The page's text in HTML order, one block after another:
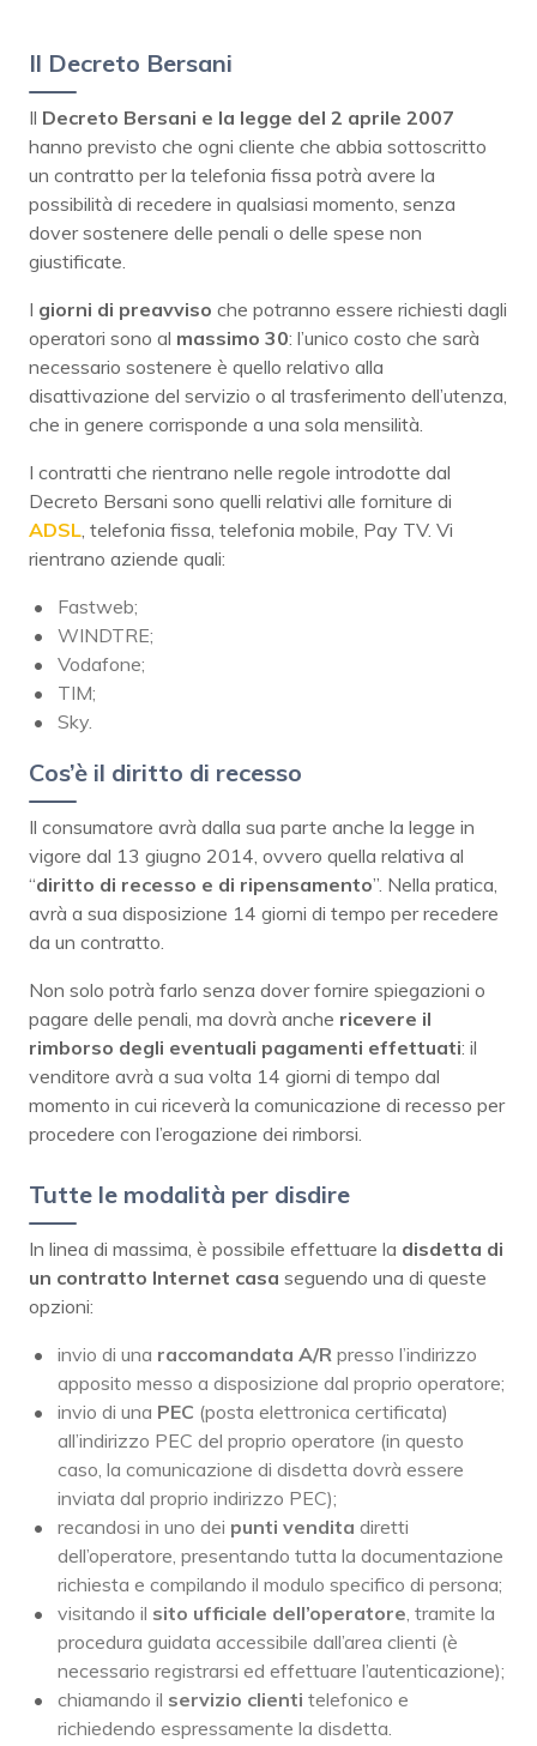
Il Decreto Bersani
Il Decreto Bersani e la legge del 2 aprile 2007
hanno previsto che ogni cliente che abbia sottoscritto
un contratto per la telefonia fissa potrà avere la
possibilità di recedere in qualsiasi momento, senza
dover sostenere delle penali o delle spese non
giustificate.
I giorni di preavviso che potranno essere richiesti dagli
operatori sono al massimo 30: l’unico costo che sarà
necessario sostenere è quello relativo alla
disattivazione del servizio o al trasferimento dell’utenza,
che in genere corrisponde a una sola mensilità.
I contratti che rientrano nelle regole introdotte dal
Decreto Bersani sono quelli relativi alle forniture di
ADSL , telefonia fissa, telefonia mobile, Pay TV. Vi
rientrano aziende quali:
Fastweb;
WINDTRE;
Vodafone;
TIM;
Sky.
Cos’è il diritto di recesso
Il consumatore avrà dalla sua parte anche la legge in
vigore dal 13 giugno 2014, ovvero quella relativa al
“diritto di recesso e di ripensamento”. Nella pratica,
avrà a sua disposizione 14 giorni di tempo per recedere
da un contratto.
Non solo potrà farlo senza dover fornire spiegazioni o
pagare delle penali, ma dovrà anche ricevere il
rimborso degli eventuali pagamenti effettuati: il
venditore avrà a sua volta 14 giorni di tempo dal
momento in cui riceverà la comunicazione di recesso per
procedere con l’erogazione dei rimborsi.
Tutte le modalità per disdire
In linea di massima, è possibile effettuare la disdetta di
un contratto Internet casa seguendo una di queste
opzioni:
invio di una raccomandata A/R presso l’indirizzo
apposito messo a disposizione dal proprio operatore;
invio di una PEC (posta elettronica certificata)
all’indirizzo PEC del proprio operatore (in questo
caso, la comunicazione di disdetta dovrà essere
inviata dal proprio indirizzo PEC);
recandosi in uno dei punti vendita diretti
dell’operatore, presentando tutta la documentazione
richiesta e compilando il modulo specifico di persona;
visitando il sito ufficiale dell’operatore , tramite la
procedura guidata accessibile dall’area clienti (è
necessario registrarsi ed effettuare l’autenticazione);
chiamando il servizio clienti telefonico e
richiedendo espressamente la disdetta.